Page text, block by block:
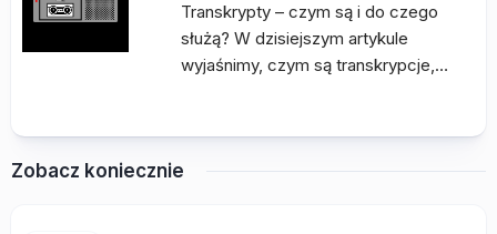
Transkrypty – czym są i do czego
służą? W dzisiejszym artykule
wyjaśnimy, czym są transkrypcje,…
Zobacz koniecznie